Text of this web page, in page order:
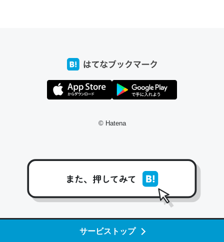
サービストップ
これ作ろう。/早速夕食に作った！本当にスナップえんどう
が止まらなくなった…！生のにんにくが結構効いてるの
ーリックパウダーで代用してもいいかも。
けど、読み方が違うだけで同じものを指すのか、また違う
© Hatena